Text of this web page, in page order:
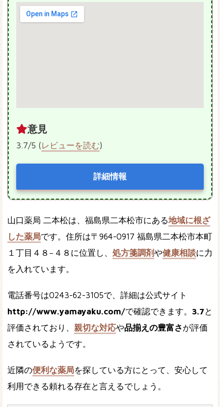
意見
3.7/5 (レビューを読む)
詳細情報
山口薬局 二本松は、福島県二本松市にある地域に根ざ
した薬局です。住所は〒964-0917 福島県二本松市本町
１丁目４８−４８に位置し、 処方箋調剤や健康相談に力
を入れています。
電話番号は0243-62-3105で、詳細は公式サイト
http://www.yamayaku.com/で確認できます。 3.7 と
評価されており、 親切な対応や品揃えの豊富さが評価
されているようです。
近隣の便利な薬局を探している方にとって、安心して
利用できる頼れる存在と言えるでしょう。